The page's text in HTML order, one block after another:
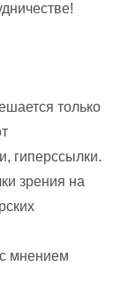
только
гиперссылки.
зрения на
мнением